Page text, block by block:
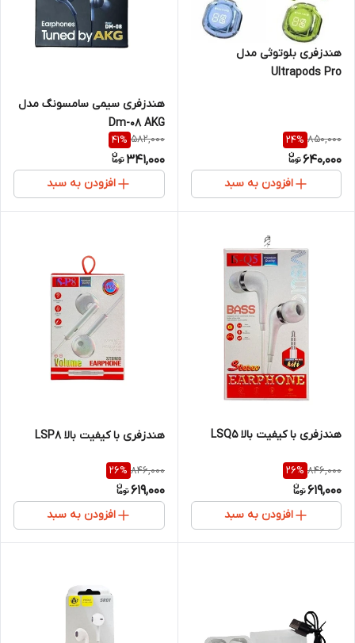
هندزفری بلوتوثی مدل
Ultrapods Pro
850,000
24%
640,000
افزودن به سبد
هندزفری سیمی سامسونگ مدل
Dm-08 AKG
582,000
41%
341,000
افزودن به سبد
هندزفری با کیفیت بالا LSQ5
846,000
26%
619,000
افزودن به سبد
هندزفری با کیفیت بالا LSP8
846,000
26%
619,000
افزودن به سبد